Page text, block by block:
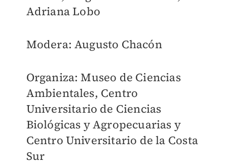
Adriana Lobo
Modera: Augusto Chacón
Organiza: Museo de Ciencias
Ambientales, Centro
Universitario de Ciencias
Biológicas y Agropecuarias y
Centro Universitario de la Costa
Sur